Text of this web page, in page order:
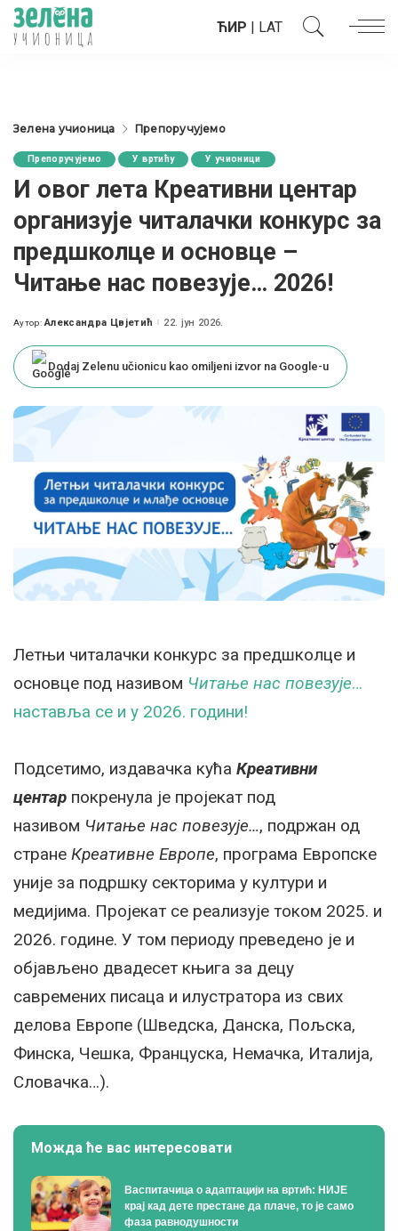
ЋИР | LAT
Зелена учионица Препоручујемо
Препоручујемо У вртићу У учионици
И овог лета Креативни центар
организује читалачки конкурс за
предшколце и основце –
Читање нас повезује… 2026!
Posted
Аутор: Александра Цвјетић 22. јун 2026.
Dodaj Zelenu učionicu kao omiljeni izvor na Google-u
Летњи читалачки конкурс за предшколце и
основце под називом Читање нас повезује…
наставља се и у 2026. години!
Подсетимо, издавачка кућа Креативни
центар покренула је пројекат под
називом Читање нас повезује…, подржан од
стране Креативне Европе, програма Европске
уније за подршку секторима у култури и
медијима. Пројекат се реализује током 2025. и
2026. године. У том периоду преведено је и
објављено двадесет књига за децу
савремених писаца и илустратора из свих
делова Европе (Шведска, Данска, Пољска,
Финска, Чешка, Француска, Немачка, Италија,
Словачка…).
Можда ће вас интересовати
Васпитачица о адаптацији на вртић: НИЈЕ
крај кад дете престане да плаче, то је само
фаза равнодушности